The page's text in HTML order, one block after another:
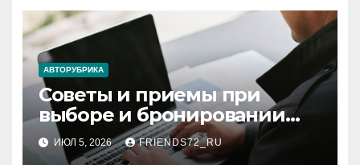
АВТОРУБРИКА
Советы и приемы при
выборе и бронировании
авиабилетов
ИЮЛ 5, 2026 FRIENDS72_RU